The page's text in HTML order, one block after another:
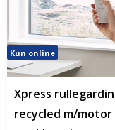
Kun online
Xpress rullegardin
recycled m/motor